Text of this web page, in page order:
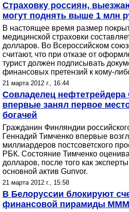
Страховку россиян,
могут поднять выше 1 млн
В настоящее время размер
медицинской страховки
долларов. Во Всероссийском
считают, что при отказе от
турист должен подписывать
финансовых претензий к кому-
21 марта 2012 г., 16:44
Совладелец нефтетрейдера
впервые занял первое
богачей
Гражданин Финляндии
Геннадий Тимченко впервые
миллиардеров постсоветского
РБК. Состояние Тимченко
долларов, после того как
основной актив Gunvor.
21 марта 2012 г., 15:58
В Белоруссии блокируют
финансовой пирамиды